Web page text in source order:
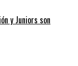
y Juniors son